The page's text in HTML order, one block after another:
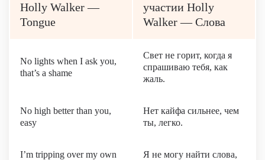
Holly Walker —
Tongue
участии Holly
Walker — Слова
No lights when I ask you,
that’s a shame
Свет не горит, когда я
спрашиваю тебя, как
жаль.
No high better than you,
easy
Нет кайфа сильнее, чем
ты, легко.
I’m tripping over my own
Я не могу найти слова,